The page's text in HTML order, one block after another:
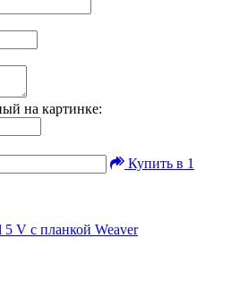
на картинке:
Купить в 1
5 V с планкой Weaver